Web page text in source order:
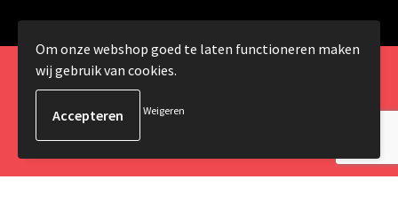
© Copyright 2024 Promomundo.be alle rechten
Om onze webshop goed te laten functioneren maken
wij gebruik van cookies.
Weigeren